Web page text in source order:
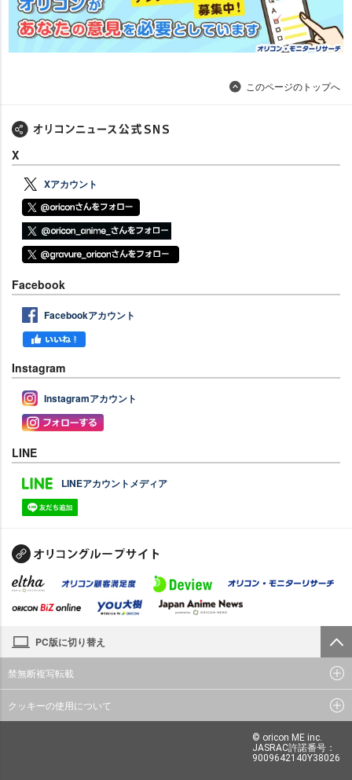
このページのトップへ
X
Xアカウント
Facebook
Facebookアカウント
Instagram
Instagramアカウント
LINE
LINEアカウントメディア
PC版に切り替え
禁無断複写転載
クッキーの使用について
© oricon ME inc.
JASRAC許諾番号：
9009642140Y38026